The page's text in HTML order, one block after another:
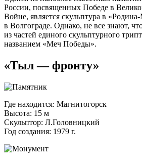
России, посвященных Победе в
Войне, является скульптура в
в Волгограде. Однако, не все знают,
из частей единого скульптурного
названием «Меч Победы».
«Тыл — фронту»
Где находится: Магнитогорск
Высота: 15 м
Скульптор: Л.Головницкий
Год создания: 1979 г.